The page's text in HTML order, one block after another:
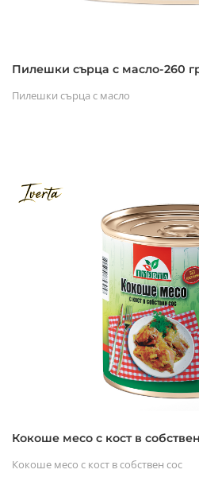
Пилешки сърца с масло-260
Пилешки сърца с масло
Кокоше месо с кост в
Кокоше месо с кост в собствен сос